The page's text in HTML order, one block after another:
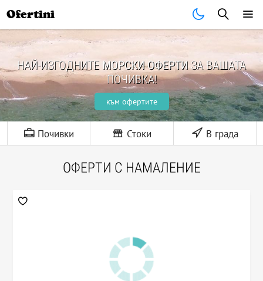
Ofertini
НАЙ-ИЗГОДНИТЕ МОРСКИ ОФЕРТИЗА ВАШАТА
ПОЧИВКА!
към офертите
Почивки Стоки В града
ОФЕРТИ С НАМАЛЕНИЕ